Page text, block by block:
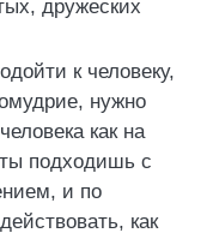
дружеских
к человеку,
нужно
как на
ты подходишь с
и по
как